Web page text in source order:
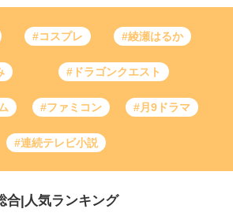
#コスプレ #綾瀬はるか
#ドラゴンクエスト
#ファミコン #月9ドラマ
#連続テレビ小説
合 人気ランキング